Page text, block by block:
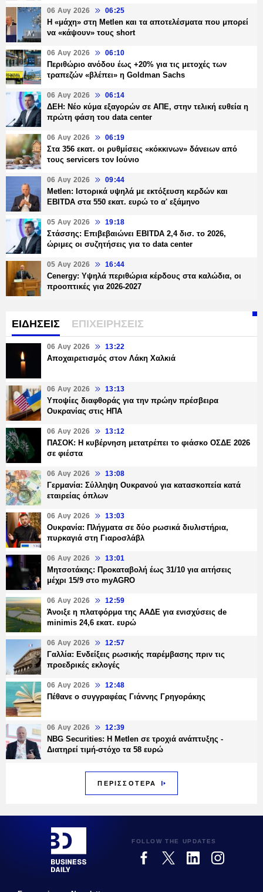
06 Αυγ 2026 06:25
H «μάχη» στη Metlen και τα αποτελέσματα που μπορεί
να «κάψουν» τους short
06 Αυγ 2026 06:10
Περιθώριο ανόδου έως +20% για τις μετοχές των
τραπεζών «βλέπει» η Goldman Sachs
06 Αυγ 2026 06:14
ΔΕΗ: Νέο κύμα εξαγορών σε ΑΠΕ, στην τελική ευθεία η
πρώτη φάση του data center
06 Αυγ 2026 06:19
Στα 356 εκατ. οι ρυθμίσεις «κόκκινων» δάνειων από
τους servicers τον Ιούνιο
06 Αυγ 2026 09:44
Metlen: Ιστορικά υψηλά με εκτόξευση κερδών και
EBITDA στα 550 εκατ. ευρώ το α' εξάμηνο
05 Αυγ 2026 19:18
Στάσσης: Επιβεβαιώνει EBITDA 2,4 δισ. το 2026,
ώριμες οι συζητήσεις για το data center
05 Αυγ 2026 16:44
Cenergy: Υψηλά περιθώρια κέρδους στα καλώδια, οι
προοπτικές για 2026-2027
ΕΙΔΗΣΕΙΣ ΕΠΙΧΕΙΡΗΣΕΙΣ
06 Αυγ 2026 13:22
Αποχαιρετισμός στον Λάκη Χαλκιά
06 Αυγ 2026 13:13
Υποψίες διαφθοράς για την πρώην πρέσβειρα
Ουκρανίας στις ΗΠΑ
06 Αυγ 2026 13:12
ΠΑΣΟΚ: Η κυβέρνηση μετατρέπει το φιάσκο ΟΣΔΕ 2026
σε φιέστα
06 Αυγ 2026 13:08
Γερμανία: Σύλληψη Ουκρανού για κατασκοπεία κατά
εταιρείας όπλων
06 Αυγ 2026 13:03
Ουκρανία: Πλήγματα σε δύο ρωσικά διυλιστήρια,
πυρκαγιά στη Γιαροσλάβλ
06 Αυγ 2026 13:01
Μητσοτάκης: Προκαταβολή έως 31/10 για αιτήσεις
μέχρι 15/9 στο myAGRO
06 Αυγ 2026 12:59
Άνοιξε η πλατφόρμα της ΑΑΔΕ για ενισχύσεις de
minimis 24,6 εκατ. ευρώ
06 Αυγ 2026 12:57
Γαλλία: Ενδείξεις ρωσικής παρέμβασης πριν τις
προεδρικές εκλογές
06 Αυγ 2026 12:48
Πέθανε ο συγγραφέας Γιάννης Γρηγοράκης
06 Αυγ 2026 12:39
NBG Securities: Η Metlen σε τροχιά ανάπτυξης -
Διατηρεί τιμή-στόχο τα 58 ευρώ
ΠΕΡΙΣΣΟΤΕΡΑ
FOLLOW THE UPDATES